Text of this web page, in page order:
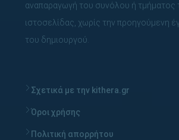
αναπαραγωγή του συνόλου ή τμήματος
ιστοσελίδας, χωρίς την προηγούμενη
του δημιουργού.
Σχετικά με την kithera.gr
Όροι χρήσης
Πολιτική απορρήτου